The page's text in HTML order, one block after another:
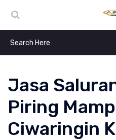
Jasa
Piring
Ciwaringin